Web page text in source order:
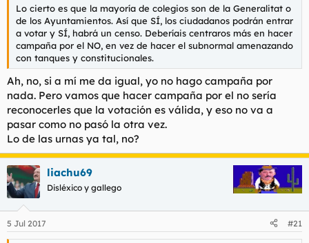
Lo cierto es que la mayoría de colegios son de la Generalitat o
de los Ayuntamientos. Así que SÍ, los ciudadanos podrán entrar
a votar y SÍ, habrá un censo. Deberíais centraros más en hacer
campaña por el NO, en vez de hacer el subnormal amenazando
con tanques y constitucionales.
Ah, no, si a mí me da igual, yo no hago campaña por
nada. Pero vamos que hacer campaña por el no sería
reconocerles que la votación es válida, y eso no va a
pasar como no pasó la otra vez.
Lo de las urnas ya tal, no?
liachu69
Disléxico y gallego
5 Jul 2017 #21